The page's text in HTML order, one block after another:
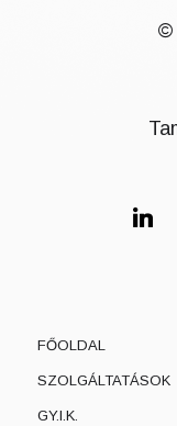
©
linkedin
FŐOLDAL
SZOLGÁLTATÁSOK
GY.I.K.